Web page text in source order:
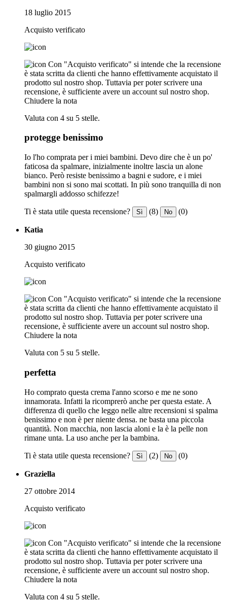
18 luglio 2015
Acquisto verificato
Con "Acquisto verificato" si intende che la recensione
è stata scritta da clienti che hanno effettivamente acquistato il
prodotto sul nostro shop. Tuttavia per poter scrivere una
recensione, è sufficiente avere un account sul nostro shop.
Chiudere la nota
Valuta con 4 su 5 stelle.
protegge benissimo
Io l'ho comprata per i miei bambini. Devo dire che è un po'
faticosa da spalmare, inizialmente inoltre lascia un alone
bianco. Però resiste benissimo a bagni e sudore, e i miei
bambini non si sono mai scottati. In più sono tranquilla di non
spalmargli addosso schifezze!
Ti è stata utile questa recensione? Sì (8) No (0)
Katia
30 giugno 2015
Acquisto verificato
Con "Acquisto verificato" si intende che la recensione
è stata scritta da clienti che hanno effettivamente acquistato il
prodotto sul nostro shop. Tuttavia per poter scrivere una
recensione, è sufficiente avere un account sul nostro shop.
Chiudere la nota
Valuta con 5 su 5 stelle.
perfetta
Ho comprato questa crema l'anno scorso e me ne sono
innamorata. Infatti la ricomprerò anche per questa estate. A
differenza di quello che leggo nelle altre recensioni si spalma
benissimo e non è per niente densa. ne basta una piccola
quantità. Non macchia, non lascia aloni e la è la pelle non
rimane unta. La uso anche per la bambina.
Ti è stata utile questa recensione? Sì (2) No (0)
Graziella
27 ottobre 2014
Acquisto verificato
Con "Acquisto verificato" si intende che la recensione
è stata scritta da clienti che hanno effettivamente acquistato il
prodotto sul nostro shop. Tuttavia per poter scrivere una
recensione, è sufficiente avere un account sul nostro shop.
Chiudere la nota
Valuta con 4 su 5 stelle.